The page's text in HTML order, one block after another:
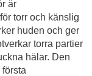
är
torr och känslig
huden och ger
torra partier
hälar. Den